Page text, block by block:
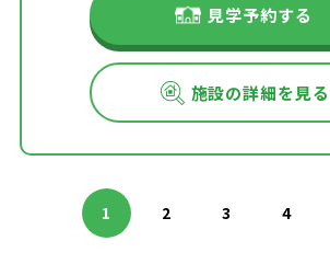
見学予約する
施設の詳細を見る
1 2 3 4